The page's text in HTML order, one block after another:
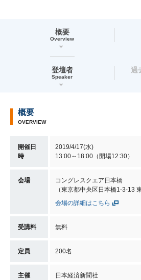
概要
Overview
登壇者
Speaker
過
概要
OVERVIEW
開催日
時
2019/4/17(水)
13:00～18:00（開場12:30）
会場
コングレスクエア日本橋
（東京都中央区日本橋1-3-13
会場の詳細はこちら
受講料 無料
定員 200名
主催 日本経済新聞社